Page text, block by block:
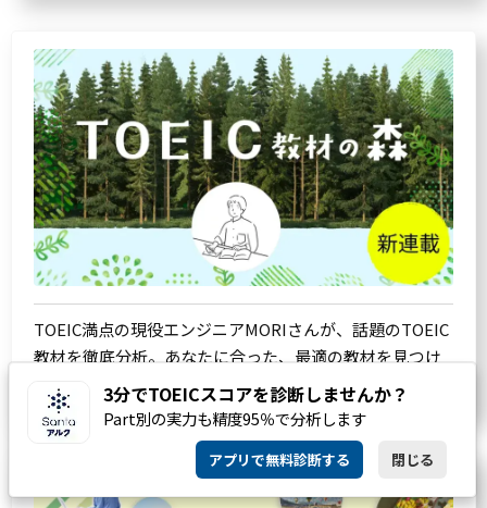
TOEIC満点の現役エンジニアMORIさんが、話題のTOEIC
教材を徹底分析。あなたに合った、最適の教材を見つけ
るお手伝いをします。
3分でTOEICスコアを診断しませんか？
Part別の実力も精度95％で分析します
アプリで無料診断する 閉じる